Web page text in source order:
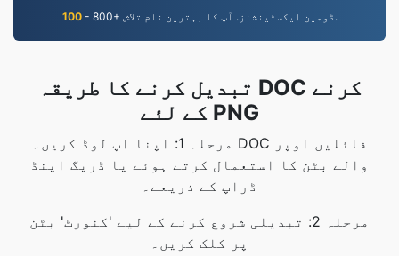
100 - 800+ ڈومین ایکسٹینشنز. آپ کا بہترین نام تلاش.
تبدیل کرنے کا طریقہ DOC کرنے
کے لئے PNG
مرحلہ 1: اپنا اپ لوڈ کریں۔ DOC فائلیں اوپر
والے بٹن کا استعمال کرتے ہوئے یا ڈریگ اینڈ
ڈراپ کے ذریعے۔
مرحلہ 2: تبدیلی شروع کرنے کے لیے 'کنورٹ' بٹن
پر کلک کریں۔